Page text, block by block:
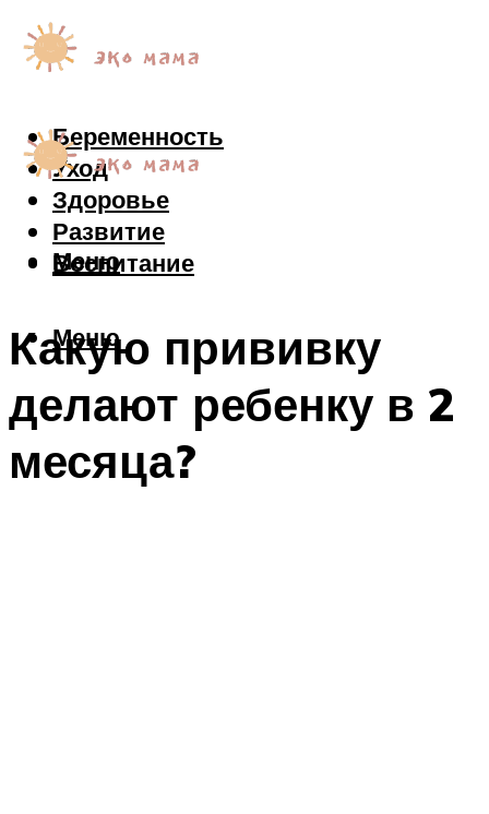
Беременность
Уход
Здоровье
Развитие
Воспитание
Меню
Меню
Какую прививку
делают ребенку в 2
месяца?